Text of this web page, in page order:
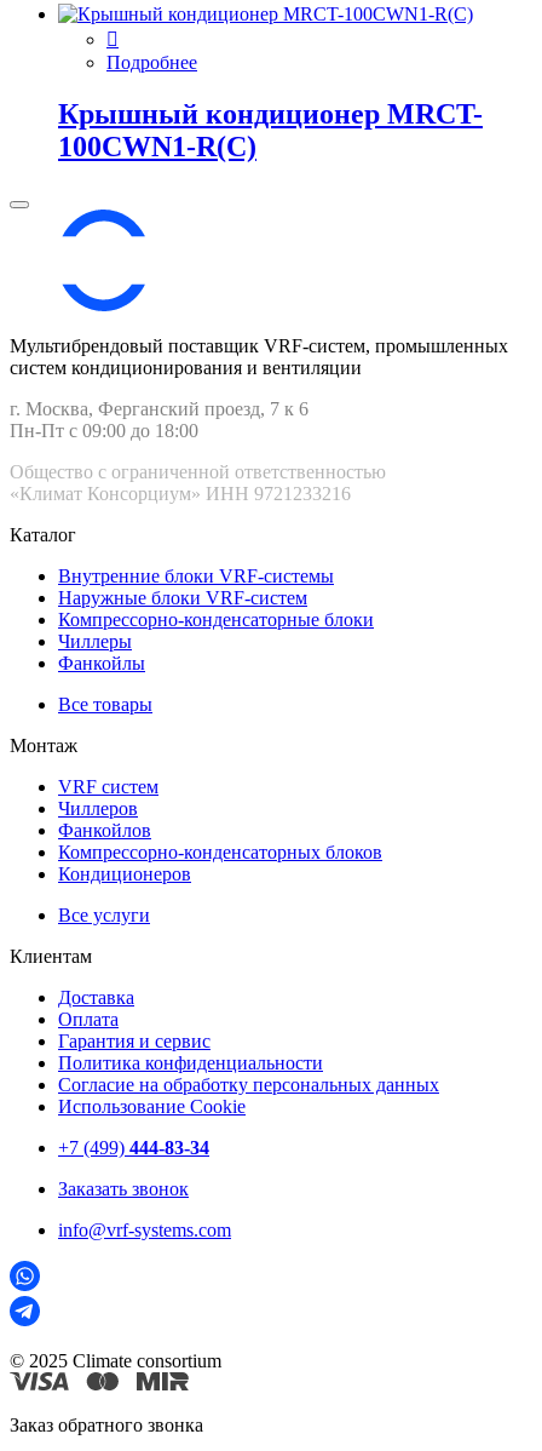
Подробнее
Крышный кондиционер MRCT-
100CWN1-R(C)
Мультибрендовый поставщик VRF-cистем, промышленных
систем кондиционирования и вентиляции
г. Москва, Ферганский проезд, 7 к 6
Пн-Пт с 09:00 до 18:00
Общество с ограниченной ответственностью
«Климат Консорциум» ИНН 9721233216
Каталог
Внутренние блоки VRF-cистемы
Наружные блоки VRF-cистем
Компрессорно-конденсаторные блоки
Чиллеры
Фанкойлы
Все товары
Монтаж
VRF систем
Чиллеров
Фанкойлов
Компрессорно-конденсаторных блоков
Кондиционеров
Все услуги
Клиентам
Доставка
Оплата
Гарантия и сервис
Политика конфиденциальности
Согласие на обработку персональных данных
Использование Cookie
+7 (499) 444-83-34
Заказать звонок
info@vrf-systems.com
© 2025 Climate consortium
Заказ обратного звонка